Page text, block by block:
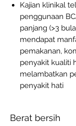
Kajian klinikal
penggunaan
panjang (>3
mendapat
pemakanan,
penyakit kualiti
melambatkan
penyakit hati
Berat bersih